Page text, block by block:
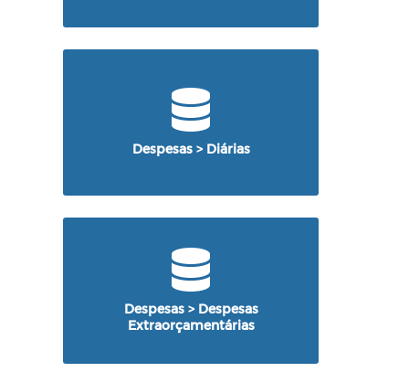
Despesas > Diárias
Despesas > Despesas
Extraorçamentárias